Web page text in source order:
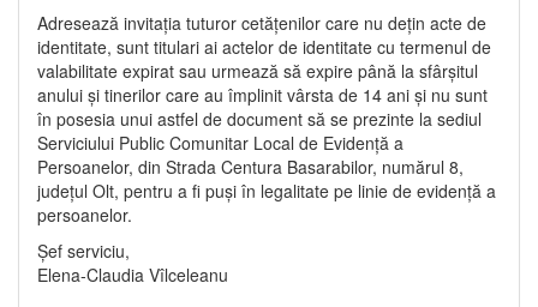
Adresează invitația tuturor cetățenilor care nu dețin acte de
identitate, sunt titulari ai actelor de identitate cu termenul de
valabilitate expirat sau urmează să expire până la sfârșitul
anului și tinerilor care au împlinit vârsta de 14 ani și nu sunt
în posesia unui astfel de document să se prezinte la sediul
Serviciului Public Comunitar Local de Evidență a
Persoanelor, din Strada Centura Basarabilor, numărul 8,
județul Olt, pentru a fi puși în legalitate pe linie de evidență a
persoanelor.
Șef serviciu,
Elena-Claudia Vîlceleanu